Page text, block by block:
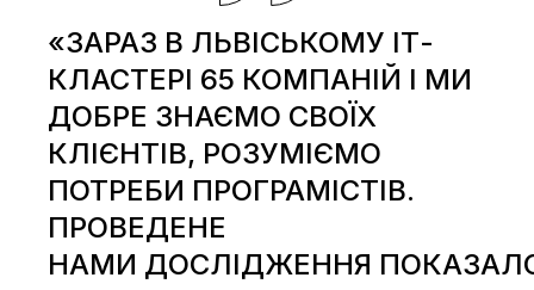
«ЗАРАЗ В ЛЬВІСЬКОМУ ІТ-
КЛАСТЕРІ 65 КОМПАНІЙ І МИ
ДОБРЕ ЗНАЄМО СВОЇХ
КЛІЄНТІВ, РОЗУМІЄМО
ПОТРЕБИ ПРОГРАМІСТІВ.
ПРОВЕДЕНЕ
НАМИ ДОСЛІДЖЕННЯ